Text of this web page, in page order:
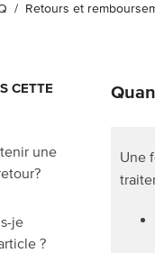
Retours et
CETTE
une
je
?
Une